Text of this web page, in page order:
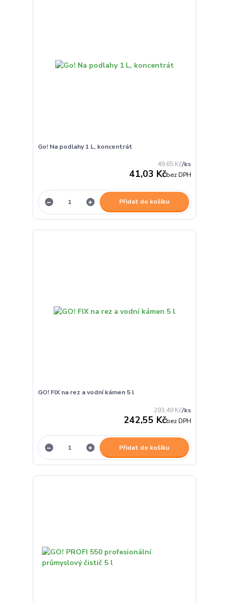
Go! Na podlahy 1 L, koncentrát
49,65 Kč/ks
41,03 Kčbez DPH
Přidat do košíku
GO! FIX na rez a vodní kámen 5 l
293,49 Kč/ks
242,55 Kčbez DPH
Přidat do košíku